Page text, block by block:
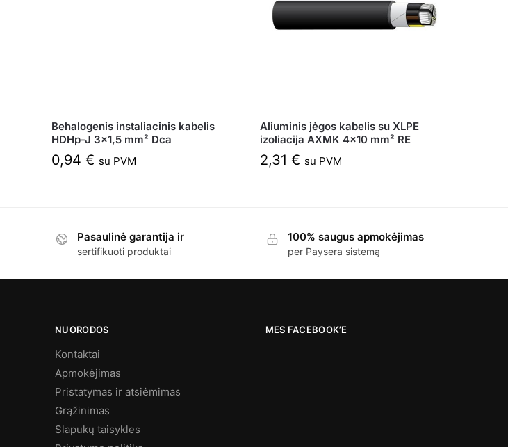
Behalogenis instaliacinis kabelis
HDHp-J 3×1,5 mm² Dca
0,94 € su PVM
Aliuminis jėgos kabelis su XLPE
izoliacija AXMK 4×10 mm² RE
2,31 € su PVM
Pasaulinė garantija ir
sertifikuoti produktai
100% saugus apmokėjimas
per Paysera sistemą
NUORODOS
Kontaktai
Apmokėjimas
Pristatymas ir atsiėmimas
Grąžinimas
Slapukų taisykles
MES FACEBOOK’E